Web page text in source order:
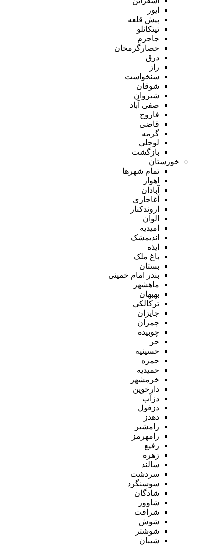
ایور
پیش قلعه
تیتکانلو
جاجرم
حصارگرمخان
درق
راز
سنخواست
شوقان
شیروان
صفی آباد
فاروج
قاضی
گرمه
لوجلی
بازگشت
خوزستان
تمام شهر‌ها
اهواز
آبادان
آغاجاری
اروندکنار
الوان
امیدیه
اندیمشک
ایذه
باغ ملک
بستان
بندر امام خمینی
ماهشهر
بهبهان
ترکالکی
جایزان
چمران
چوبیده
حر
حسینیه
حمزه
حمیدیه
خرمشهر
دارخوین
دزآب
دزفول
دهدز
رامشیر
رامهرمز
رفیع
زهره
سالند
سردشت
سوسنگرد
شادگان
شاوور
شرافت
شوش
شوشتر
شیبان